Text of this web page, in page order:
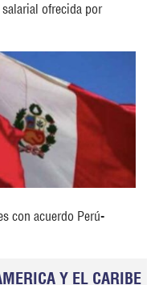
ofrecida por
con acuerdo Perú-
Y EL CARIBE